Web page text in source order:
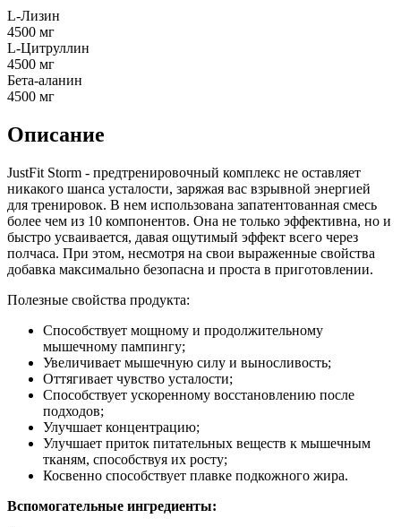
L-Лизин
4500 мг
L-Цитруллин
4500 мг
Бета-аланин
4500 мг
Описание
JustFit Storm - предтренировочный комплекс не оставляет
никакого шанса усталости, заряжая вас взрывной энергией
для тренировок. В нем использована запатентованная смесь
более чем из 10 компонентов. Она не только эффективна, но и
быстро усваивается, давая ощутимый эффект всего через
полчаса. При этом, несмотря на свои выраженные свойства
добавка максимально безопасна и проста в приготовлении.
Полезные свойства продукта:
Способствует мощному и продолжительному
мышечному пампингу;
Увеличивает мышечную силу и выносливость;
Оттягивает чувство усталости;
Способствует ускоренному восстановлению после
подходов;
Улучшает концентрацию;
Улучшает приток питательных веществ к мышечным
тканям, способствуя их росту;
Косвенно способствует плавке подкожного жира.
Вспомогательные ингредиенты: